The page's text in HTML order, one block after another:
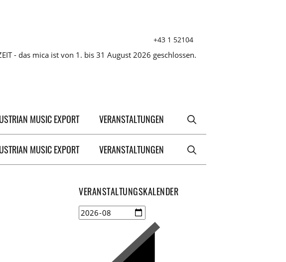
+43 1 52104
- das mica ist von 1. bis 31 August 2026 geschlossen.
MUSIC EXPORT VERANSTALTUNGEN
MUSIC EXPORT VERANSTALTUNGEN
VERANSTALTUNGSKALENDER